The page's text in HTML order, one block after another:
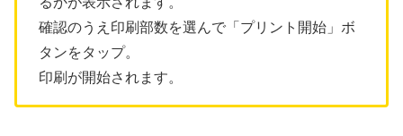
確認のうえ印刷部数を選んで「プリント開始」ボ
タンをタップ。
印刷が開始されます。